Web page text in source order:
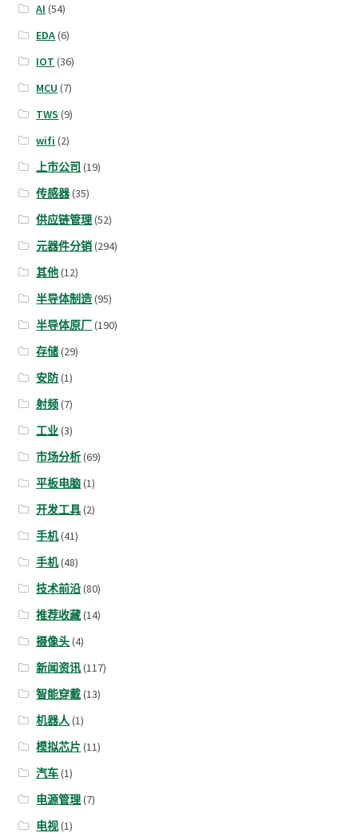
AI (54)
EDA(6)
IOT (36)
MCU (7)
TWS (9)
wifi (2)
上市公司 (19)
传感器(35)
供应链管理(52)
元器件分销(294)
其他(12)
半导体制造(95)
半导体原厂(190)
存储(29)
安防(1)
射频(7)
工业(3)
市场分析(69)
平板电脑(1)
开发工具(2)
手机(41)
手机(48)
技术前沿(80)
推荐收藏(14)
摄像头(4)
新闻资讯(117)
智能穿戴(13)
机器人(1)
模拟芯片(11)
汽车(1)
电源管理(7)
电视(1)